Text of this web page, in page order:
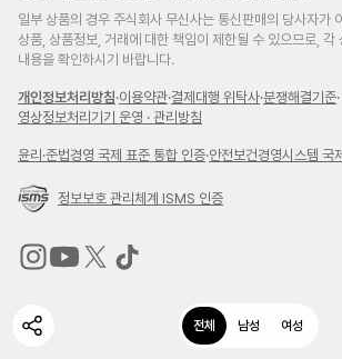
전체 남성 여성
일부 상품의 경우 주식회사 무신사는 통신판매의 당사자가
상품, 상품정보, 거래에 대한 책임이 제한될 수 있으므로, 각
내용을 확인하시기 바랍니다.
개인정보처리방침·이용약관·결제대행 위탁사·분쟁해결기준·
영상정보처리기기 운영 · 관리방침
윤리 ·준법경영 국제 표준 통합 인증·안전보건경영시스템 국
정보보호 관리체계 ISMS 인증
사